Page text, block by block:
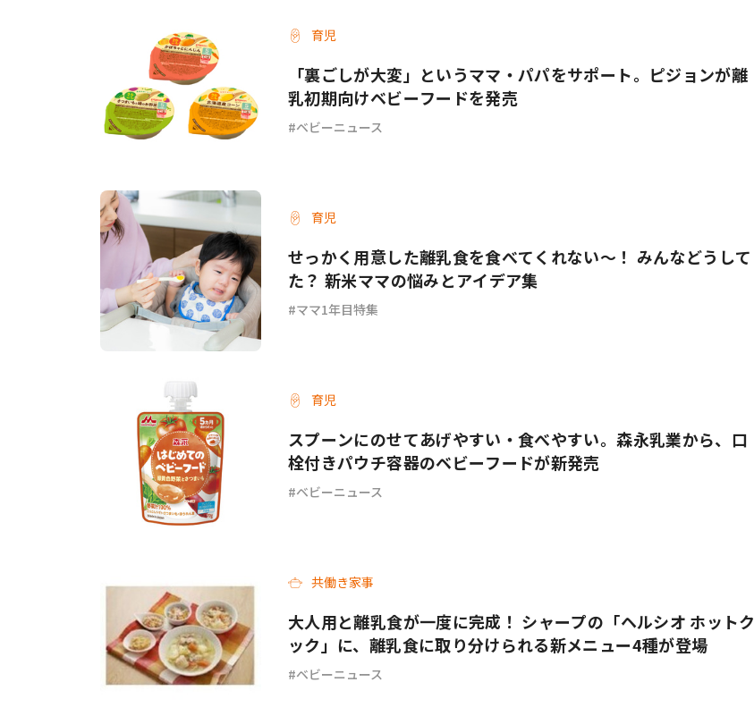
育児
「裏ごしが大変」というママ・パパをサポート。ピジョンが離
乳初期向けベビーフードを発売
ベビーニュース
育児
せっかく用意した離乳食を食べてくれない～！ みんなどうして
た？ 新米ママの悩みとアイデア集
ママ1年目特集
育児
スプーンにのせてあげやすい・食べやすい。森永乳業から、口
栓付きパウチ容器のベビーフードが新発売
ベビーニュース
共働き家事
大人用と離乳食が一度に完成！ シャープの「ヘルシオ ホットク
ック」に、離乳食に取り分けられる新メニュー4種が登場
ベビーニュース